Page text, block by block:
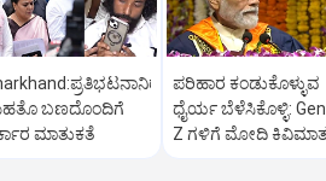
ಬಣದೊಂದಿಗೆ
ಮಾತುಕತೆ
ಪರಿಹಾರ ಕಂಡುಕೊಳ್ಳುವ
ಧೈರ್ಯ ಬೆಳೆಸಿಕೊಳ್ಳಿ:
Z ಗಳಿಗೆ ಮೋದಿ